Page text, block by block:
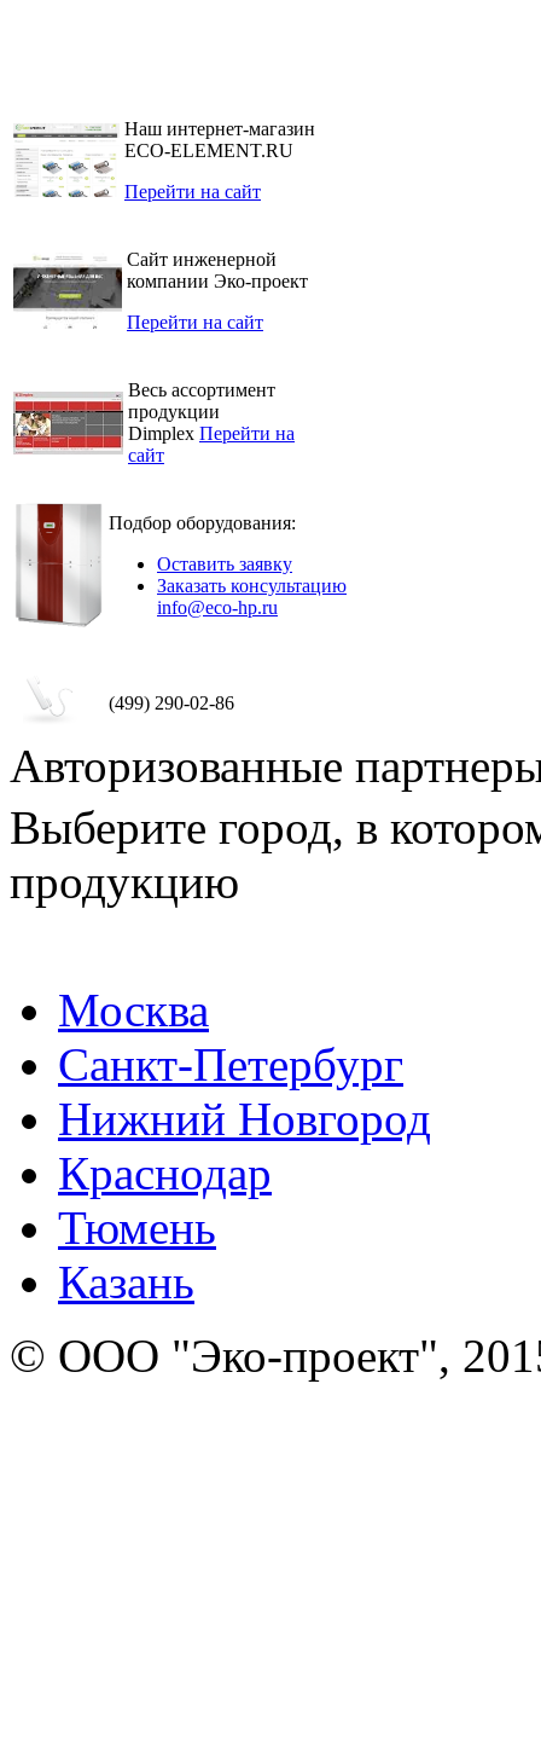
Наш интернет-магазин
ECO-ELEMENT.RU
Перейти на сайт
Сайт инженерной
компании Эко-проект
Перейти на сайт
Весь ассортимент
продукции
Dimplex Перейти на
сайт
Подбор оборудования:
Оставить заявку
Заказать консультацию
info@eco-hp.ru
(499) 290-02-86
Авторизованные
Выберите город, в
продукцию
Москва
Санкт-Петербург
Нижний Новгород
Краснодар
Тюмень
Казань
© ООО "Эко-проект",